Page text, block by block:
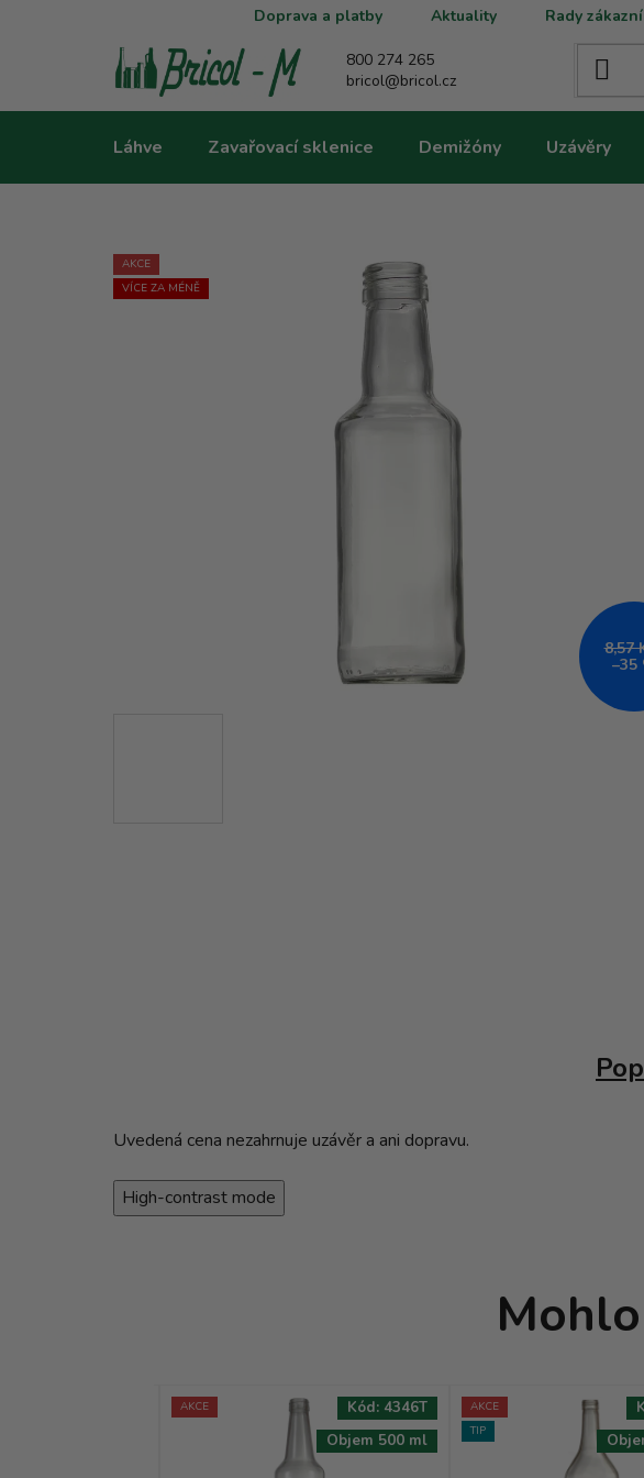
Doprava a platby Aktuality Rady
800 274 265
bricol@bricol.cz
Láhve Zavařovací sklenice Demižóny Uzávěry
AKCE
VÍCE ZA MÉNĚ
8,57
–35
Uvedená cena nezahrnuje uzávěr a ani dopravu.
High-contrast mode
AKCE
Objem 500 ml
Kód: 4346T
AKCE
TIP